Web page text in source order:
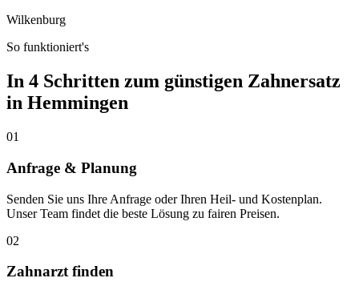
Wilkenburg
So funktioniert's
In 4 Schritten zum günstigen Zahnersatz
in Hemmingen
01
Anfrage & Planung
Senden Sie uns Ihre Anfrage oder Ihren Heil- und Kostenplan.
Unser Team findet die beste Lösung zu fairen Preisen.
02
Zahnarzt finden